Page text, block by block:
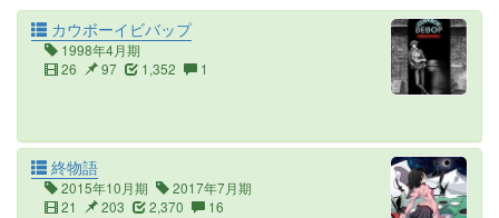
カウボーイビバップ
1998年4月期
26
97 1,352 1
終物語
2015年10月期
2017年7月期
21
203 2,370 16